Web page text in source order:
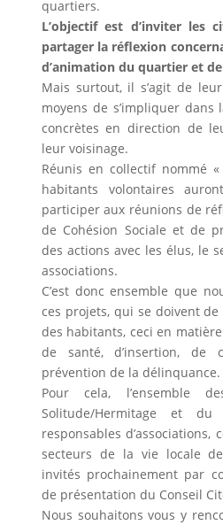
quartiers.
L’objectif est d’inviter les
partager la réflexion
d’animation du quartier et
Mais surtout, il s’agit de
moyens de s’impliquer dans
concrètes en direction de
leur voisinage.
Réunis en collectif nommé
habitants volontaires
participer aux réunions de
de Cohésion Sociale et de
des actions avec les élus, le
associations.
C’est donc ensemble que
ces projets, qui se doivent
des habitants, ceci en
de santé, d’insertion,
prévention de la délinquance.
Pour cela, l’ensemble
Solitude/Hermitage et
responsables d’associations,
secteurs de la vie locale
invités prochainement par
de présentation du Conseil
Nous souhaitons vous y